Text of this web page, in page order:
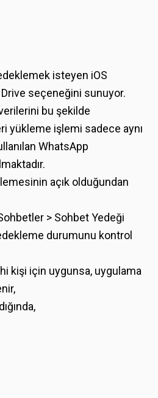
isteyen iOS
Drive seçeneğini sunuyor.
bu şekilde
yükleme işlemi sadece aynı
WhatsApp
açık olduğundan
> Sohbet Yedeği
durumunu kontrol
kişi için uygunsa, uygulama